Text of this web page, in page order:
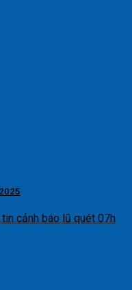
tin cảnh báo lũ quét 07h